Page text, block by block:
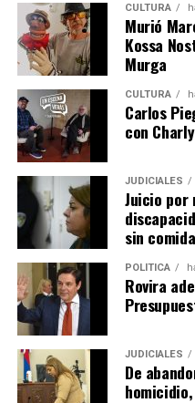
La empresa Lory emplea
entre personal
operarios de producción.
La firma fabrica
tabaco, además de
desmalezadoras,
equipos adaptados a las
Misiones.
Ante la caída de las
años, la empresa decidió
incorporando
pantógrafo y trabajos de
“Nos abrimos un poco
muchachos. Formar un
capital humano sería un
CULTURA
Murió
Kossa
Murga
CULTURA
Carlos
con
JUDICIALES
Juicio por
sin
POLÍTICA
Rovira
JUDICIALES
De